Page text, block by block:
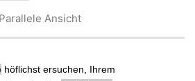
Parallele Ansicht
höflichst ersuchen, Ihrem